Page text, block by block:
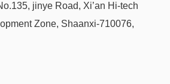
jinye Road, Xi’an Hi-tech
Zone, Shaanxi-710076,